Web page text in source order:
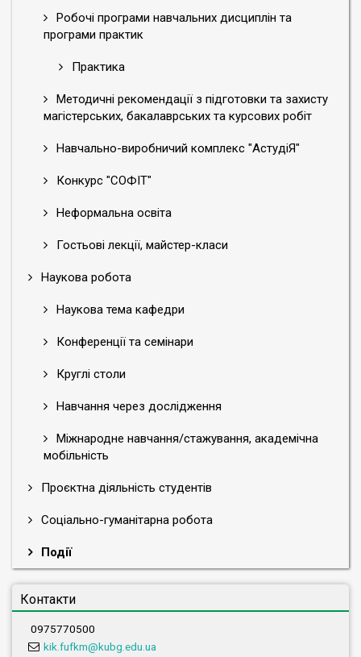
Робочі програми навчальних дисциплін та
програми практик
Практика
Методичні рекомендації з підготовки та захисту
магістерських, бакалаврських та курсових робіт
Навчально-виробничий комплекс "АстудіЯ"
Конкурс "СОФІТ"
Неформальна освіта
Гостьові лекції, майстер-класи
Наукова робота
Наукова тема кафедри
Конференції та семінари
Круглі столи
Навчання через дослідження
Міжнародне навчання/стажування, академічна
мобільність
Проєктна діяльність студентів
Соціально-гуманітарна робота
Події
Контакти
0975770500
kik.fufkm@kubg.edu.ua